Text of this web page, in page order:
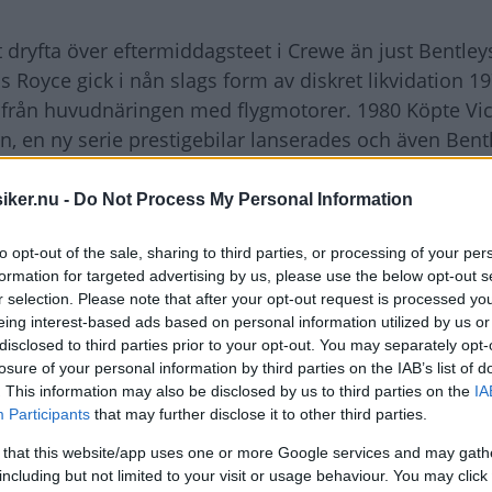
- Do Not Process My Personal Information
opt-out of the sale, sharing to third parties, or processing of your
for targeted advertising by us, please use the below opt-out
selection. Please note that after your opt-out request is processed
interest-based ads based on personal information utilized by us
to third parties prior to your opt-out. You may separately
of your personal information by third parties on the IAB’s list of
This information may also be disclosed by us to third parties on the
Participants that may further disclose it to other third parties.
that this website/app uses one or more Google services and may
but not limited to your visit or usage behaviour. You may
över eftermiddagsteet i Crewe än just
Royce gick i nån slags form av diskret likvidation
huvudnäringen med flygmotorer. 1980 Köpte
en ny serie prestigebilar lanserades och även
car" igen, och dom fick namn också, som
från fornstora dagar, och racerbanor. Med
gasglada välbeställda klientelet, ordningen var
och idag, då de båda anrika märkena är helt